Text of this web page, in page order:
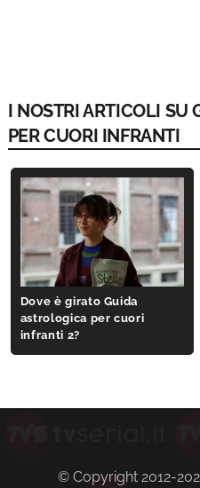
I NOSTRI ARTICOLI SU
PER CUORI INFRANTI
Dove è girato Guida
astrologica per cuori
infranti 2?
© Copyright 2012-